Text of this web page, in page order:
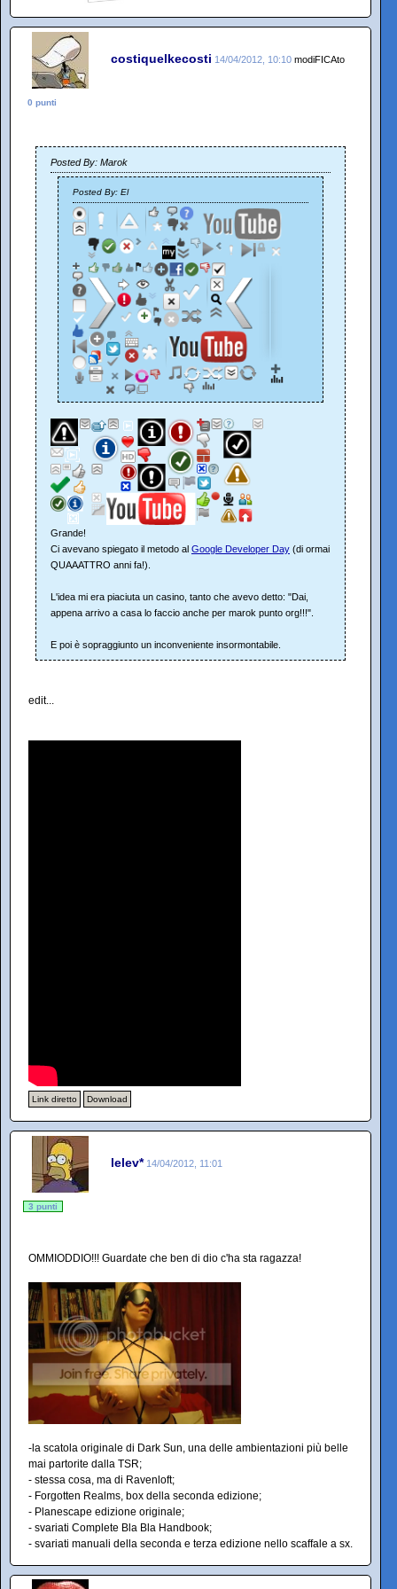
costiquelkecosti 14/04/2012, 10:10 modiFICAto
0 punti
Posted By: Marok
Posted By: El
Grande!
Ci avevano spiegato il metodo al Google Developer Day (di ormai
QUAAATTRO anni fa!).
L'idea mi era piaciuta un casino, tanto che avevo detto: "Dai,
appena arrivo a casa lo faccio anche per marok punto org!!!".
E poi è sopraggiunto un inconveniente insormontabile.
edit...
Link diretto Download
lelev* 14/04/2012, 11:01
3 punti
OMMIODDIO!!! Guardate che ben di dio c'ha sta ragazza!
-la scatola originale di Dark Sun, una delle ambientazioni più belle
mai partorite dalla TSR;
- stessa cosa, ma di Ravenloft;
- Forgotten Realms, box della seconda edizione;
- Planescape edizione originale;
- svariati Complete Bla Bla Handbook;
- svariati manuali della seconda e terza edizione nello scaffale a sx.